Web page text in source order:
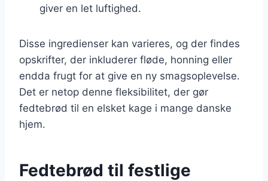
giver en let luftighed.
Disse ingredienser kan varieres, og der findes
opskrifter, der inkluderer fløde, honning eller
endda frugt for at give en ny smagsoplevelse.
Det er netop denne fleksibilitet, der gør
fedtebrød til en elsket kage i mange danske
hjem.
Fedtebrød til festlige